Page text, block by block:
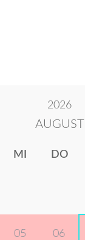
2026
AUGUST
MI DO
05 06